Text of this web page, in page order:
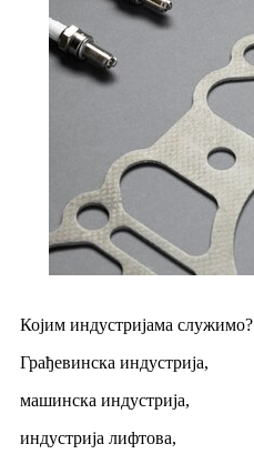
Којим индустријама служимо?
Грађевинска индустрија,
машинска индустрија,
индустрија лифтова,